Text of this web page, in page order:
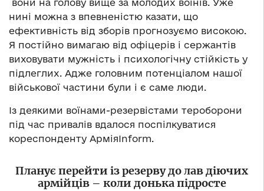
вони на голову вище за молодих воїнів. Уже
нині можна з впевненістю казати, що
ефективність від зборів прогнозуємо високою.
Я постійно вимагаю від офіцерів і сержантів
виховувати мужність і психологічну стійкість у
підлеглих. Адже головним потенціалом нашої
військової частини були і є саме люди.
Із деякими воїнами-резервістами тероборони
під час привалів вдалося поспілкуватися
кореспонденту АрміяInform.
Планує перейти із резерву до лав діючих
армійців – коли донька підросте